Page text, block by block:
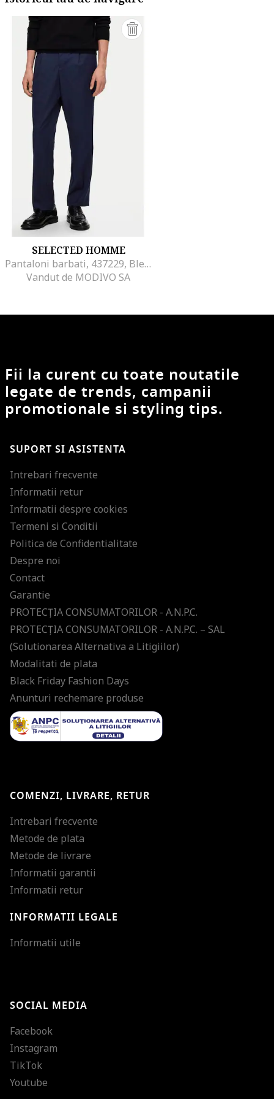
SELECTED HOMME
Pantaloni barbati, 437229, Bleumarin, Poliester
Vandut de MODIVO SA
Fii la curent cu toate noutatile
legate de trends, campanii
promotionale si styling tips.
SUPORT SI ASISTENTA
Intrebari frecvente
Informatii retur
Informatii despre cookies
Termeni si Conditii
Politica de Confidentialitate
Despre noi
Contact
Garantie
PROTECŢIA CONSUMATORILOR - A.N.P.C.
PROTECŢIA CONSUMATORILOR - A.N.P.C. – SAL
(Solutionarea Alternativa a Litigiilor)
Modalitati de plata
Black Friday Fashion Days
Anunturi rechemare produse
COMENZI, LIVRARE, RETUR
Intrebari frecvente
Metode de plata
Metode de livrare
Informatii garantii
Informatii retur
INFORMATII LEGALE
Informatii utile
SOCIAL MEDIA
Facebook
Instagram
TikTok
Youtube